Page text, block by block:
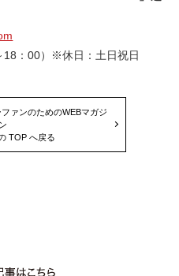
18：00）※休日：土日祝日
ァンのためのWEBマガジ
ン
TOP へ戻る